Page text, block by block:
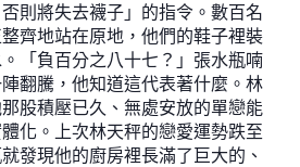
則將失去襪子」的指令。數百名
齊地站在原地，他們的鞋子裡裝
「負百分之八十七？」張水瓶喃
翻騰，他知道這代表著什麼。林
股積壓已久、無處安放的單戀能
化。上次林天秤的戀愛運勢跌至
發現他的廚房裡長滿了巨大的、